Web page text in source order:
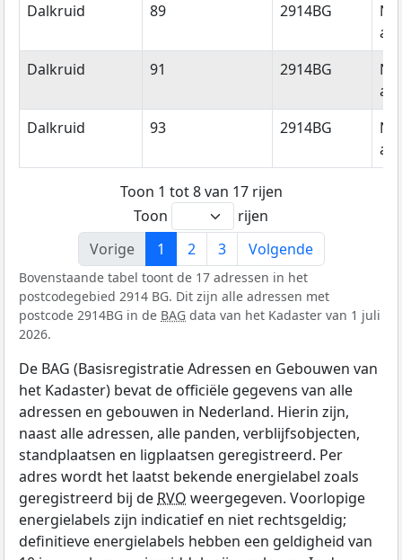
Dalkruid
89 2914BG
Dalkruid
91 2914BG
Dalkruid
93 2914BG
Toon 1 tot 8 van 17 rijen
Toon
rijen
Vorige
1 2 3 Volgende
Bovenstaande tabel toont de 17 adressen in het
postcodegebied 2914 BG. Dit zijn alle adressen met
postcode 2914BG in de BAG data van het Kadaster van 1 juli
2026.
De BAG (Basisregistratie Adressen en Gebouwen van
het Kadaster) bevat de officiële gegevens van alle
adressen en gebouwen in Nederland. Hierin zijn,
naast alle adressen, alle panden, verblijfsobjecten,
standplaatsen en ligplaatsen geregistreerd. Per
adres wordt het laatst bekende energielabel zoals
geregistreerd bij de RVO weergegeven. Voorlopige
energielabels zijn indicatief en niet rechtsgeldig;
definitieve energielabels hebben een geldigheid van